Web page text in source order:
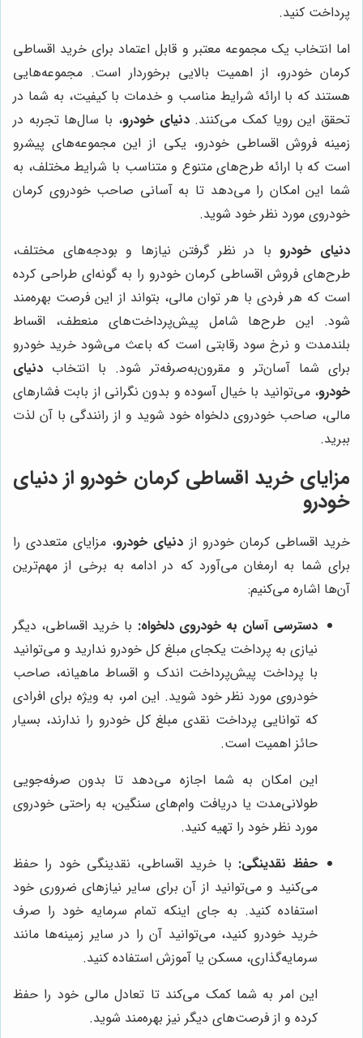
پرداخت کنید.
اما انتخاب یک مجموعه معتبر و قابل اعتماد برای خرید اقساطی
کرمان خودرو، از اهمیت بالایی برخوردار است. مجموعه‌هایی
هستند که با ارائه شرایط مناسب و خدمات با کیفیت، به شما در
تحقق این رویا کمک می‌کنند.دنیای خودرو، با سال‌ها تجربه در
زمینه فروش اقساطی خودرو، یکی از این مجموعه‌های پیشرو
است که با ارائه طرح‌های متنوع و متناسب با شرایط مختلف، به
شما این امکان را می‌دهد تا به آسانی صاحب خودروی کرمان
خودروی مورد نظر خود شوید.
دنیای خودروبا در نظر گرفتن نیازها و بودجه‌های مختلف،
طرح‌های فروش اقساطی کرمان خودرو را به گونه‌ای طراحی کرده
است که هر فردی با هر توان مالی، بتواند از این فرصت بهره‌مند
شود. این طرح‌ها شامل پیش‌پرداخت‌های منعطف، اقساط
بلندمدت و نرخ سود رقابتی است که باعث می‌شود خرید خودرو
برای شما آسان‌تر و مقرون‌به‌صرفه‌تر شود. با انتخاب دنیای
خودرو، می‌توانید با خیال آسوده و بدون نگرانی از بابت فشارهای
مالی، صاحب خودروی دلخواه خود شوید و از رانندگی با آن لذت
ببرید.
مزایای خرید اقساطی کرمان خودرو ازدنیای
خودرو
خرید اقساطی کرمان خودرو از دنیای خودرو، مزایای متعددی را
برای شما به ارمغان می‌آورد که در ادامه به برخی از مهم‌ترین
آن‌ها اشاره می‌کنیم:
دسترسی آسان به خودروی دلخواه: با خرید اقساطی، دیگر
نیازی به پرداخت یکجای مبلغ کل خودرو ندارید و می‌توانید
با پرداخت پیش‌پرداخت اندک و اقساط ماهیانه، صاحب
خودروی مورد نظر خود شوید. این امر، به ویژه برای افرادی
که توانایی پرداخت نقدی مبلغ کل خودرو را ندارند، بسیار
حائز اهمیت است.
این امکان به شما اجازه می‌دهد تا بدون صرفه‌جویی
طولانی‌مدت یا دریافت وام‌های سنگین، به راحتی خودروی
مورد نظر خود را تهیه کنید.
حفظ نقدینگی: با خرید اقساطی، نقدینگی خود را حفظ
می‌کنید و می‌توانید از آن برای سایر نیازهای ضروری خود
استفاده کنید. به جای اینکه تمام سرمایه خود را صرف
خرید خودرو کنید، می‌توانید آن را در سایر زمینه‌ها مانند
سرمایه‌گذاری، مسکن یا آموزش استفاده کنید.
این امر به شما کمک می‌کند تا تعادل مالی خود را حفظ
کرده و از فرصت‌های دیگر نیز بهره‌مند شوید.